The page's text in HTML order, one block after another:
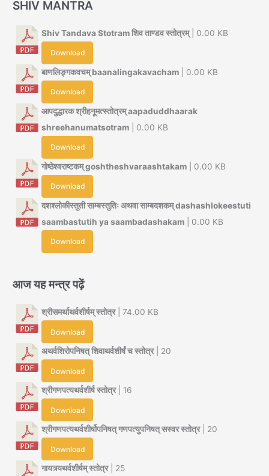
SHIV MANTRA
Shiv Tandava Stotram शिव ताण्डव स्तोत्रम्| 0.00 KB
Download
बाणलिङ्गकवचम् baanalingakavacham | 0.00 KB
Download
आपदुद्धारक श्रीहनूमत्स्तोत्रम् aapaduddhaarak
shreehanumatsotram | 0.00 KB
Download
गोष्ठेश्वराष्टकम् goshtheshvaraashtakam | 0.00 KB
Download
दशश्लोकीस्तुती साम्बस्तुतिः अथवा साम्बदशकम् dashashlokeestuti
saambastutih ya saambadashakam | 0.00 KB
Download
आज यह मन्त्र पढ़ें
श्रीसमर्थाथर्वशीर्षम् स्तोत्र| 74.00 KB
Download
अथर्वशिरोपनिषत् शिवाथर्वशीर्षं च स्तोत्र| 20
Download
श्रीगणपत्यथर्वशीर्ष स्तोत्र| 16
Download
श्रीगणपत्यथर्वशीर्षोपनिषत् गणपत्युपनिषत् सस्वर स्तोत्र| 20
Download
गायत्र्यथर्वशीर्षम् स्तोत्र| 25